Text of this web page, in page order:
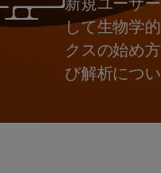
して生物学
クスの始め
び解析につ